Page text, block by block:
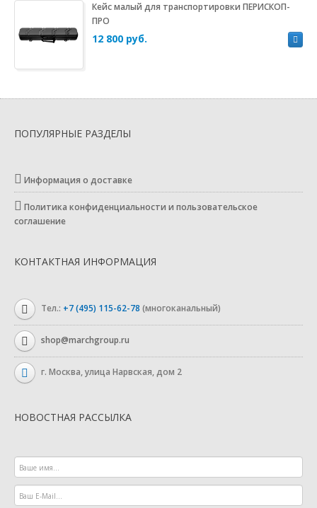
Кейс малый для транспортировки ПЕРИСКОП-
ПРО
12 800 руб.
ПОПУЛЯРНЫЕ РАЗДЕЛЫ
Информация о доставке
Политика конфиденциальности и пользовательское
соглашение
КОНТАКТНАЯ ИНФОРМАЦИЯ
Тел.: +7 (495) 115-62-78 (многоканальный)
shop@marchgroup.ru
г. Москва, улица Нарвская, дом 2
НОВОСТНАЯ РАССЫЛКА